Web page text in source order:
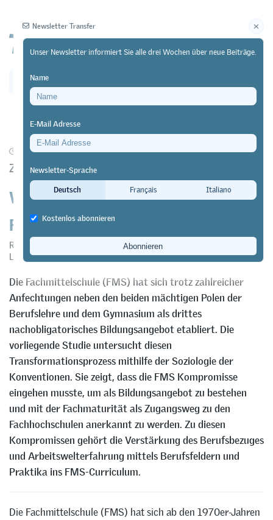
01/04/20 Forschung https://doi.org/10.64829/457
Zur Geschichte der Fachmittelschule (FMS)
Wie die Fachmittelschule um den
Fachhochschulzugang rang
Raffaella Simona Esposito Christian Imdorf
Leemann
Die Fachmittelschule (FMS) hat sich trotz zahlreicher
Anfechtungen neben den beiden mächtigen Polen der
Berufslehre und dem Gymnasium als drittes
nachobligatorisches Bildungsangebot etabliert. Die
vorliegende Studie untersucht diesen
Transformationsprozess mithilfe der Soziologie der
Konventionen. Sie zeigt, dass die FMS Kompromisse
eingehen musste, um als Bildungsangebot zu bestehen
und mit der Fachmaturität als Zugangsweg zu den
Fachhochschulen anerkannt zu werden. Zu diesen
Kompromissen gehört die Verstärkung des Berufsbezuges
und Arbeitswelterfahrung mittels Berufsfeldern und
Praktika ins FMS-Curriculum.
Die Fachmittelschule (FMS) hat sich ab den 1970er-Jahren
Newsletter Transfer
Unser Newsletter informiert Sie alle drei Wochen über neue Beiträge.
Name
E-Mail Adresse
Newsletter-Sprache
Deutsch
Français Italiano
Kostenlos abonnieren